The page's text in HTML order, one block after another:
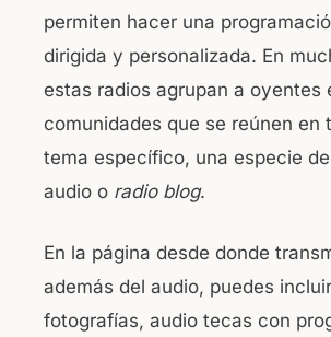
permiten hacer una
dirigida y personalizada. En
estas radios agrupan a oyentes
comunidades que se reúnen en
tema específico, una especie
audio o radio blog.
En la página desde donde
además del audio, puedes
fotografías, audio tecas con